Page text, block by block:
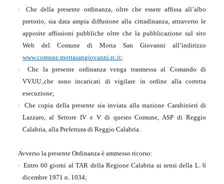
·
Che della presente ordinanza, oltre che essere affissa all’albo
pretorio, sia data ampia diffusione alla cittadinanza, attraverso le
apposite affissioni pubbliche oltre che la pubblicazione sul sito
Web del Comune di Motta San Giovanni all’indirizzo
www.comune.mottasangiovanni.rc.it;
·
Che la presente ordinanza venga trasmessa al Comando di
VV.UU.,che sono incaricati di vigilare in ordine alla corretta
esecuzione;
·
Che copia della presente sia inviata alla stazione Carabinieri di
Lazzaro, al Settore IV e V di questo Comune, ASP di Reggio
Calabria, alla Prefettura di Reggio Calabria.
Avverso la presente Ordinanza è ammesso ricorso:
· Entro 60 giorni al TAR della Regione Calabria ai sensi della L. 6
dicembre 1971 n. 1034;